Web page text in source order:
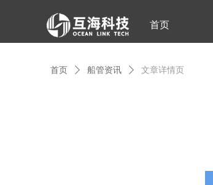
首页
首页 ꄲ 船管资讯 ꄲ 文章详情页